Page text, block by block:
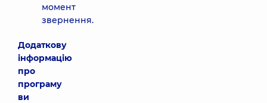
момент
звернення.
Додаткову
інформацію
про
програму
ви